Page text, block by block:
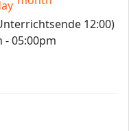
12:00)
- 05:00pm